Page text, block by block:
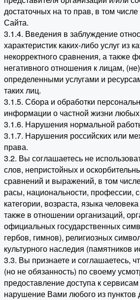
достаточных на то прав, в том числе
Сайта.
3.1.4. Введения в заблуждение
характеристик каких-либо услуг из
некорректного сравнения, а также
негативного отношения к лицам,
определенными услугами и
таких лиц.
3.1.5. Сбора и обработки
информации о частной жизни
3.1.6. Нарушения нормальной
3.1.7. Нарушения российских или
права.
3.2. Вы соглашаетесь не
слов, непристойных и
сравнений и выражений, в том
расы, национальности, профессии,
категории, возраста, языка
также в отношении организаций,
официальных государственных
гербов, гимнов), религиозных
культурного наследия (памятников
3.3. Вы признаете и соглашаетесь,
(но не обязанность) по своему
предоставление доступа к
нарушение Вами любого из пунктов